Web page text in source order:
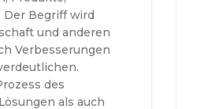
Begriff wird
und anderen
Verbesserungen
des
als auch